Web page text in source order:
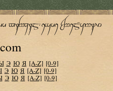
Э Ю Я [A-Z] [0-9]
Э Ю Я [A-Z] [0-9]
Э Ю Я [A-Z] [0-9]